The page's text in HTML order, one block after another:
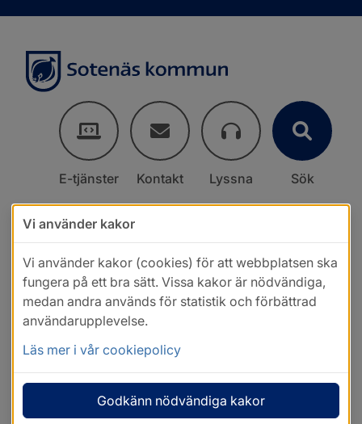
E-tjänster Kontakt Lyssna Sök
Vi använder kakor
Vi använder kakor (cookies) för att webbplatsen ska
fungera på ett bra sätt. Vissa kakor är nödvändiga,
medan andra används för statistik och förbättrad
användarupplevelse.
Läs mer i vår cookiepolicy
Godkänn nödvändiga kakor